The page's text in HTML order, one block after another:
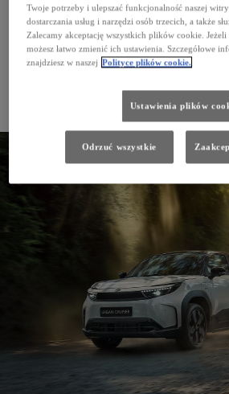
Twoje potrzeby i ulepszać funkcjonalność naszej
dostarczania usług i narzędzi osób trzecich, a także
Zalecamy akceptację wszystkich plików cookie. Jeżeli
możesz łatwo zmienić ich ustawienia. Szczegółowe
znajdziesz w naszej Polityce plików cookie.
Ustawienia plików
Odrzuć wszystkie